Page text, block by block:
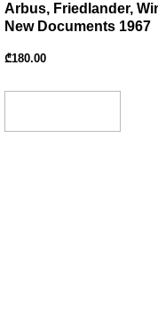
Arbus, Friedlander,
New Documents 1967
₾180.00